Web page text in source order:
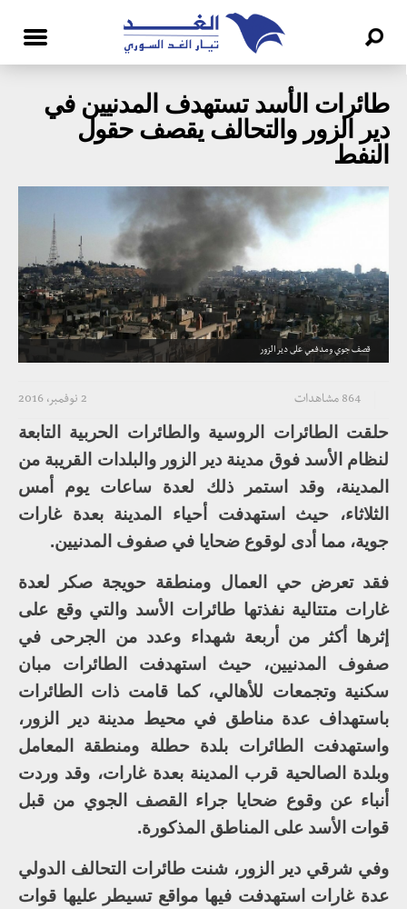
طائرات الأسد تستهدف المدنيين في
دير الزور والتحالف يقصف حقول
النفط
قصف جوي ومدفعي على دير الزور
2 نوفمبر، 2016 864 مشاهدات
حلقت الطائرات الروسية والطائرات الحربية التابعة
لنظام الأسد فوق مدينة دير الزور والبلدات القريبة من
المدينة، وقد استمر ذلك لعدة ساعات يوم أمس
الثلاثاء، حيث استهدفت أحياء المدينة بعدة غارات
جوية، مما أدى لوقوع ضحايا في صفوف المدنيين.
فقد تعرض حي العمال ومنطقة حويجة صكر لعدة
غارات متتالية نفذتها طائرات الأسد والتي وقع على
إثرها أكثر من أربعة شهداء وعدد من الجرحى في
صفوف المدنيين، حيث استهدفت الطائرات مبان
سكنية وتجمعات للأهالي، كما قامت ذات الطائرات
باستهداف عدة مناطق في محيط مدينة دير الزور،
واستهدفت الطائرات بلدة حطلة ومنطقة المعامل
وبلدة الصالحية قرب المدينة بعدة غارات، وقد وردت
أنباء عن وقوع ضحايا جراء القصف الجوي من قبل
قوات الأسد على المناطق المذكورة.
وفي شرقي دير الزور، شنت طائرات التحالف الدولي
عدة غارات استهدفت فيها مواقع تسيطر عليها قوات